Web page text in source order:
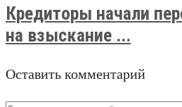
Кредиторы начали
на взыскание ...
Оставить комментарий